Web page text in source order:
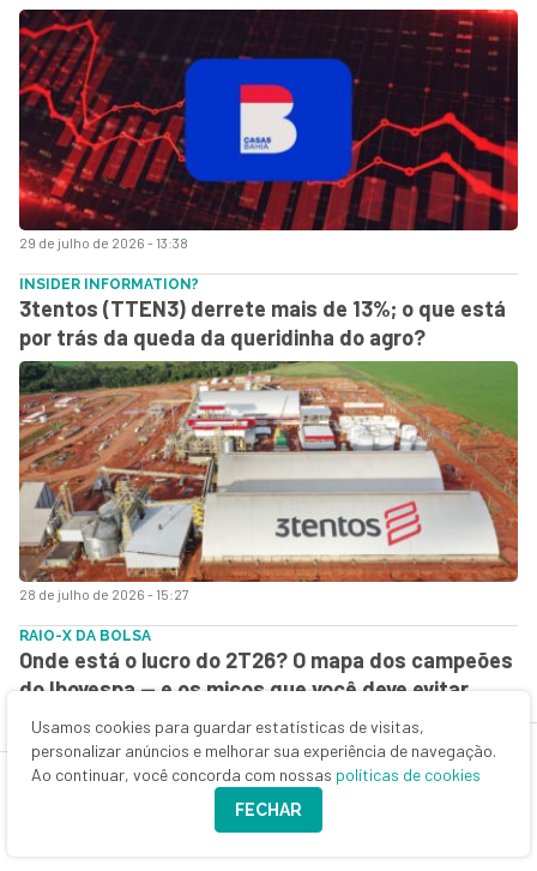
29 de julho de 2026 - 13:38
28 de julho de 2026 - 15:27
INSIDER INFORMATION?
3tentos (TTEN3) derrete mais de 13%; o que está
por trás da queda da queridinha do agro?
RAIO-X DA BOLSA
Onde está o lucro do 2T26? O mapa dos campeões
do Ibovespa — e os micos que você deve evitar
Usamos cookies para guardar estatísticas de visitas,
personalizar anúncios e melhorar sua experiência de navegação.
Ao continuar, você concorda com nossas políticas de cookies
FECHAR